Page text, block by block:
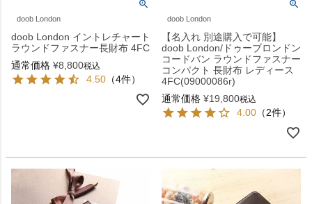
doob London
doob London イントレチャート
ラウンドファスナー長財布 4FC
通常価格 ¥8,800税込
4.50 （4件）
doob London
【名入れ 別途購入で可能】
doob London/ドゥーブロンドン
コードバン ラウンドファスナー
コンパクト 長財布 レディース
4FC(09000086r)
通常価格 ¥19,800税込
4.00 （2件）